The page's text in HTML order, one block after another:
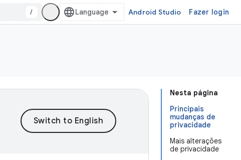
/ Android Studio Fazer login
Nesta página
Principais
mudanças de
privacidade
Mais alterações
de privacidade